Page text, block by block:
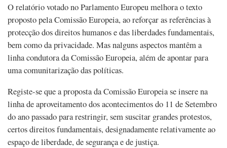
O relatório votado no Parlamento Europeu melhora o texto
proposto pela Comissão Europeia, ao reforçar as referências à
protecção dos direitos humanos e das liberdades fundamentais,
bem como da privacidade. Mas nalguns aspectos mantêm a
linha condutora da Comissão Europeia, além de apontar para
uma comunitarização das políticas.
Registe-se que a proposta da Comissão Europeia se insere na
linha de aproveitamento dos acontecimentos do 11 de Setembro
do ano passado para restringir, sem suscitar grandes protestos,
certos direitos fundamentais, designadamente relativamente ao
espaço de liberdade, de segurança e de justiça.